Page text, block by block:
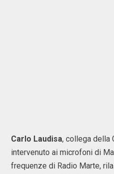
Carlo Laudisa, collega della
intervenuto ai microfoni di
frequenze di Radio Marte,